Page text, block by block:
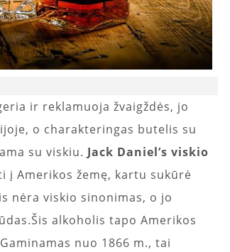
ir reklamuoja žvaigždės, jo
o charakteringas butelis su
su viskiu. Jack Daniel’s viskio
į Amerikos žemę, kartu sukūrė
nėra viskio sinonimas, o jo
alkoholis tapo Amerikos
nuo 1866 m., tai